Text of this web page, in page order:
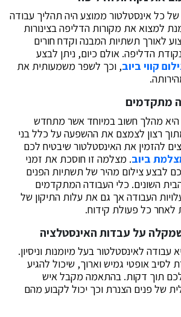
כל אינסטלטור ממוצע היה תהליך עבודה
למצוא את מקורות הדליפה בצינורות
לאורך תשתיות המבנה וקדח חורים
הדליפה. אולם כיום, ניתן לבצע
קווי ביוב, וכך לשפר משמעותית את
מתקדמים
היא מהלך חשוב במיוחד אשר מתחדש
רצון לצמצם את ההשפעה על כלל בני
להזמין את האינסטלטור שיבטיח לכם
ביוב. מצלמה זו חוסכת את זמני
לבצע צילום מהיר של תשתיות הפנים
השונים. כלי העבודה המתקדמים
העבודה אך גם את עלות התיקון של
לאחר כל פעולת קידוח.
על עבדות האינסטלציה
עבודה לאינסטלטור בעל מיומנות וניסיון.
לסיב אופטי גמיש וארוך, שיכול להגיע
תוך דקות. בהתאמה מקבל איש
של פנים הצנרת וכך יכול לקבוע מהם